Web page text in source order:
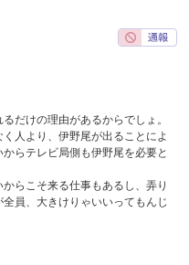
だけの理由があるからでしょ。
人より、伊野尾が出ることによ
らテレビ局側も伊野尾を必要と
らこそ来る仕事もあるし、弄り
員、大きけりゃいいってもんじ